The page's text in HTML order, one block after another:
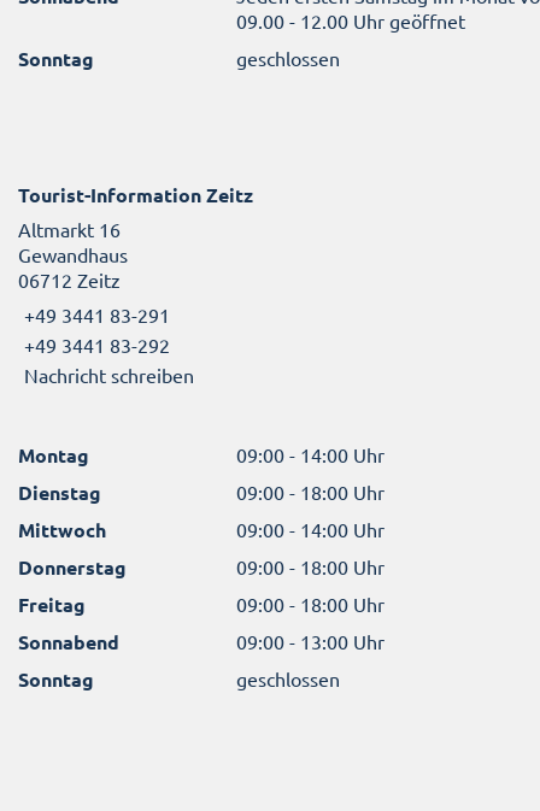
09.00 - 12.00 Uhr geöffnet
Sonntag geschlossen
Tourist-Information Zeitz
Altmarkt 16
Gewandhaus
06712 Zeitz
+49 3441 83-291
+49 3441 83-292
Nachricht schreiben
Montag 09:00 - 14:00 Uhr
Dienstag 09:00 - 18:00 Uhr
Mittwoch 09:00 - 14:00 Uhr
Donnerstag 09:00 - 18:00 Uhr
Freitag 09:00 - 18:00 Uhr
Sonnabend 09:00 - 13:00 Uhr
Sonntag geschlossen